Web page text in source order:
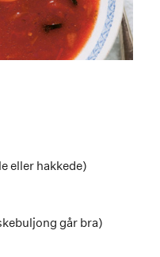
eller hakkede)
går bra)